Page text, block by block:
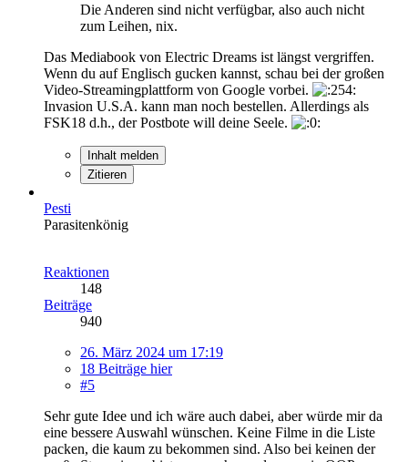
Die Anderen sind nicht verfügbar, also auch nicht
zum Leihen, nix.
Das Mediabook von Electric Dreams ist längst vergriffen.
Wenn du auf Englisch gucken kannst, schau bei der großen
Video-Streamingplattform von Google vorbei.
Invasion U.S.A. kann man noch bestellen. Allerdings als
FSK18 d.h., der Postbote will deine Seele.
Inhalt melden
Zitieren
Pesti
Parasitenkönig
Reaktionen
148
Beiträge
940
26. März 2024 um 17:19
18 Beiträge hier
#5
Sehr gute Idee und ich wäre auch dabei, aber würde mir da
eine bessere Auswahl wünschen. Keine Filme in die Liste
packen, die kaum zu bekommen sind. Also bei keinen der